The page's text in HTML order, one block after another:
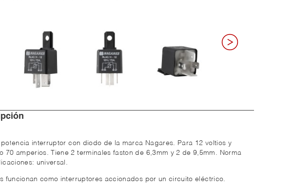
potencia interruptor con diodo de la marca Nagares. Para 12 voltios y
70 amperios. Tiene 2 terminales faston de 6,3mm y 2 de 9,5mm. Norma
universal.
funcionan como interruptores accionados por un circuito eléctrico.